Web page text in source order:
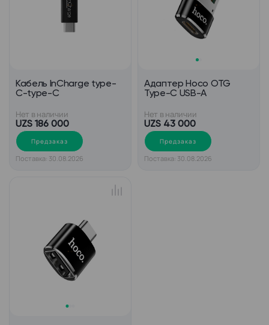
Кабель InCharge type-
C-type-C
Нет в наличии
UZS 186 000
Предзаказ
Поставка: 30.08.2026
Адаптер Hoco OTG
Type-C USB-A
Нет в наличии
UZS 43 000
Предзаказ
Поставка: 30.08.2026